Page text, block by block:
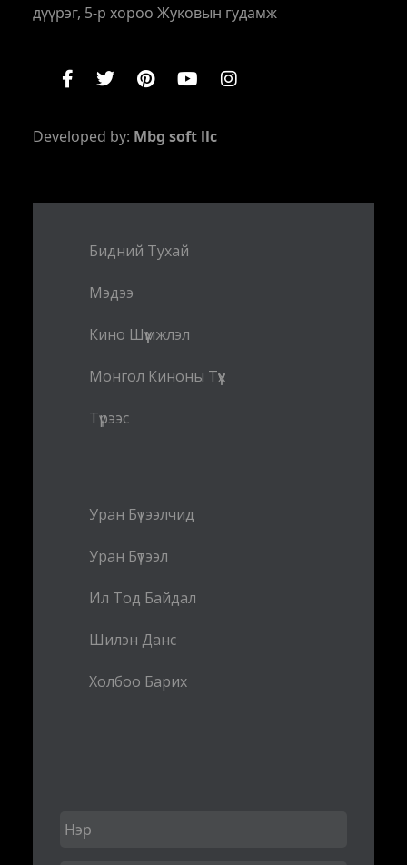
дүүрэг, 5-р хороо Жуковын гудамж
Developed by: Mbg soft llc
Бидний Тухай
Мэдээ
Кино Шүүмжлэл
Монгол Киноны Түүх
Түрээс
Уран Бүтээлчид
Уран Бүтээл
Ил Тод Байдал
Шилэн Данс
Холбоо Барих